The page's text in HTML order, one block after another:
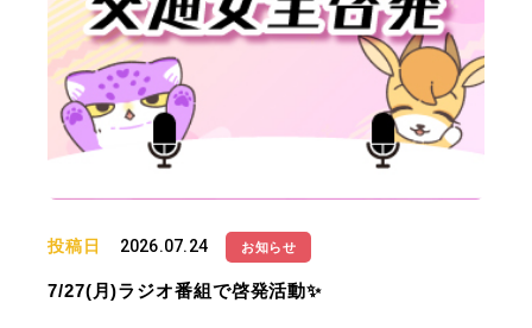
投稿日 2026.07.24 お知らせ
7/27(月)ラジオ番組で啓発活動✨